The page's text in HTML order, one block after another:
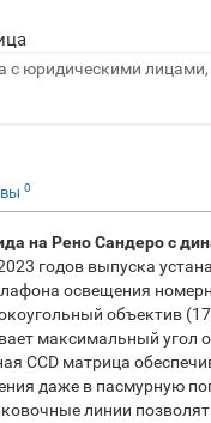
с юридическими лицами,
0
на Рено Сандеро с
годов выпуска
освещения
объектив
максимальный угол
CCD матрица
даже в пасмурную
линии